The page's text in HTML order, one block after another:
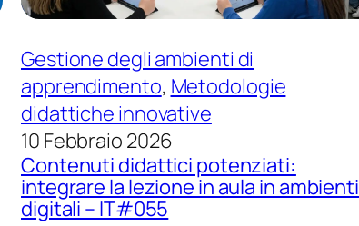
Gestione degli ambienti di
apprendimento, Metodologie
didattiche innovative
10 Febbraio 2026
Contenuti didattici potenziati:
integrare la lezione in aula in ambienti
digitali – IT#055